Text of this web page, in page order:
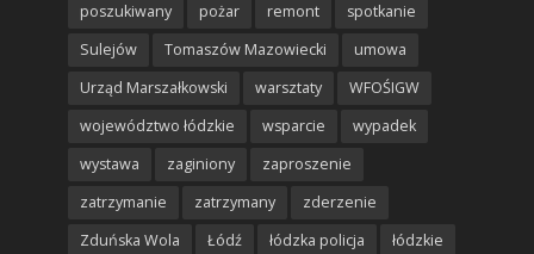
poszukiwany
pożar remont
spotkanie
Sulejów
Tomaszów Mazowiecki
umowa
Urząd Marszałkowski
warsztaty
WFOŚIGW
województwo łódzkie
wsparcie
wypadek
wystawa
zaginiony
zaproszenie
zatrzymanie
zatrzymany
zderzenie
Zduńska Wola
Łódź łódzka policja łódzkie